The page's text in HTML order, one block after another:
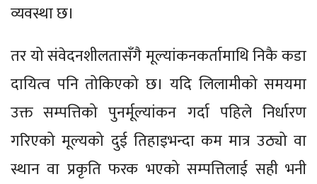
व्यवस्था छ।
तर यो संवेदनशीलतासँगै मूल्यांकनकर्तामाथि निकै कडा
दायित्व पनि तोकिएको छ। यदि लिलामीको समयमा
उक्त सम्पत्तिको पुनर्मूल्यांकन गर्दा पहिले निर्धारण
गरिएको मूल्यको दुई तिहाइभन्दा कम मात्र उठ्यो वा
स्थान वा प्रकृति फरक भएको सम्पत्तिलाई सही भनी